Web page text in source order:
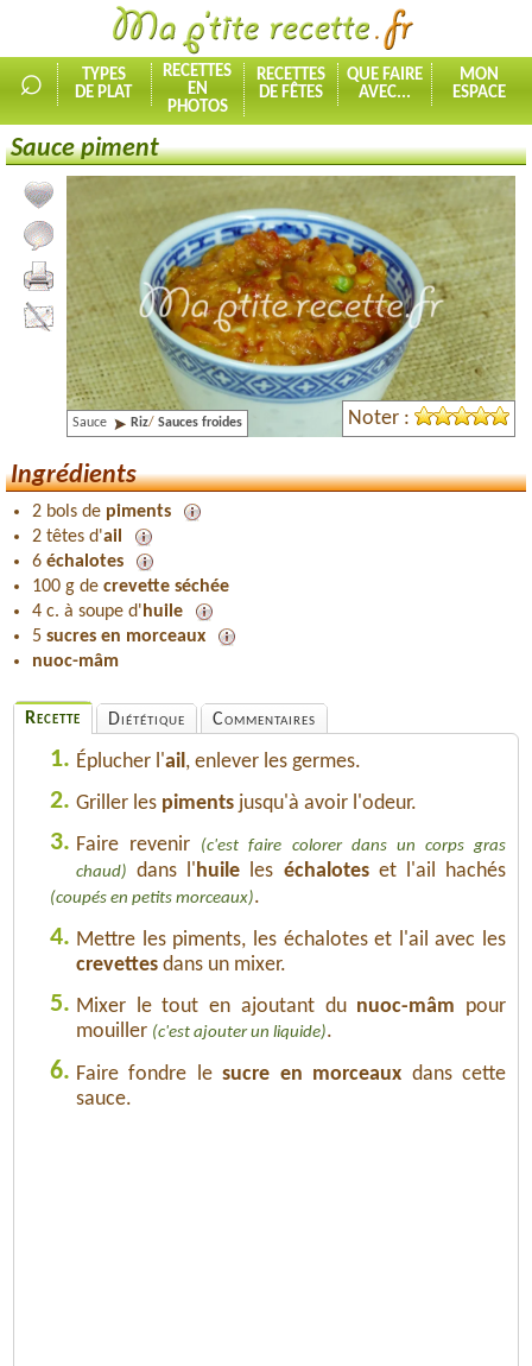
⌕
TYPES
DE PLAT
RECETTES
EN
PHOTOS
RECETTES
DE FÊTES
QUE FAIRE
AVEC...
MON
ESPACE
Sauce piment
Ajouter la recette à mes favorites
Commenter, noter la recette
Imprimer la recette
Partager cette recette
Sauce Riz/ Sauces froides Noter :
Ingrédients
2 bols de piments
2 têtes d'ail
6 échalotes
100 g de crevette séchée
4 c. à soupe d' huile
5 sucres en morceaux
nuoc-mâm
Recette Diététique Commentaires
1. Éplucher l'ail , enlever les germes.
2. Griller les piments jusqu'à avoir l'odeur.
3. Faire revenir
(c'est faire colorer dans un corps gras
chaud) dans l' huile les échaloteset l'ail hachés
(coupés en petits morceaux).
4. Mettre les piments, les échalotes et l'ail avec les
crevettes dans un mixer.
5. Mixer le tout en ajoutant du nuoc-mâm pour
mouiller (c'est ajouter un liquide).
6. Faire fondre lesucre en morceaux dans cette
sauce.